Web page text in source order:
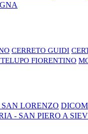
CERRETO GUIDI
FIORENTINO
LORENZO
- SAN PIERO A